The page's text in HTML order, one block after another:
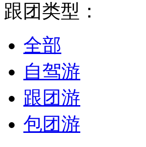
跟团类型：
全部
自驾游
跟团游
包团游